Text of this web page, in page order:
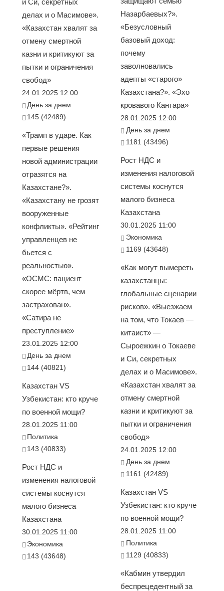
делах и о Масимове».
«Казахстан хвалят за
отмену смертной
казни и критикуют за
пытки и ограничения
свобод»
24.01.2025 12:00
День за днем
145 (42489)
«Трамп в ударе. Как
первые решения
новой администрации
отразятся на
Казахстане?».
«Казахстану не грозят
вооруженные
конфликты». «Рейтинг
управленцев не
бьется с
реальностью».
«ОСМС: пациент
скорее мёртв, чем
застрахован».
«Сатира не
преступление»
23.01.2025 12:00
День за днем
144 (40821)
Казахстан VS
Узбекистан: кто круче
по военной мощи?
28.01.2025 11:00
Политика
143 (40833)
Рост НДС и
изменения налоговой
системы коснутся
малого бизнеса
Казахстана
30.01.2025 11:00
Экономика
143 (43648)
Назарбаевых?».
«Безусловный
базовый доход:
почему
заволновались
адепты «старого»
Казахстана?». «Эхо
кровавого Кантара»
28.01.2025 12:00
День за днем
1181 (43496)
Рост НДС и
изменения налоговой
системы коснутся
малого бизнеса
Казахстана
30.01.2025 11:00
Экономика
1169 (43648)
«Как могут вымереть
казахстанцы:
глобальные сценарии
рисков». «Выезжаем
на том, что Токаев —
китаист» —
Сыроежкин о Токаеве
и Си, секретных
делах и о Масимове».
«Казахстан хвалят за
отмену смертной
казни и критикуют за
пытки и ограничения
свобод»
24.01.2025 12:00
День за днем
1161 (42489)
Казахстан VS
Узбекистан: кто круче
по военной мощи?
28.01.2025 11:00
Политика
1129 (40833)
«Кабмин утвердил
беспрецедентный за